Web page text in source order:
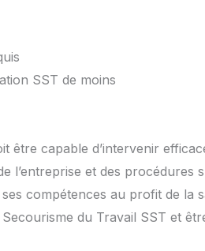
SST de moins
être capable d’intervenir
l’entreprise et des procédures
compétences au profit de la
du Travail SST et